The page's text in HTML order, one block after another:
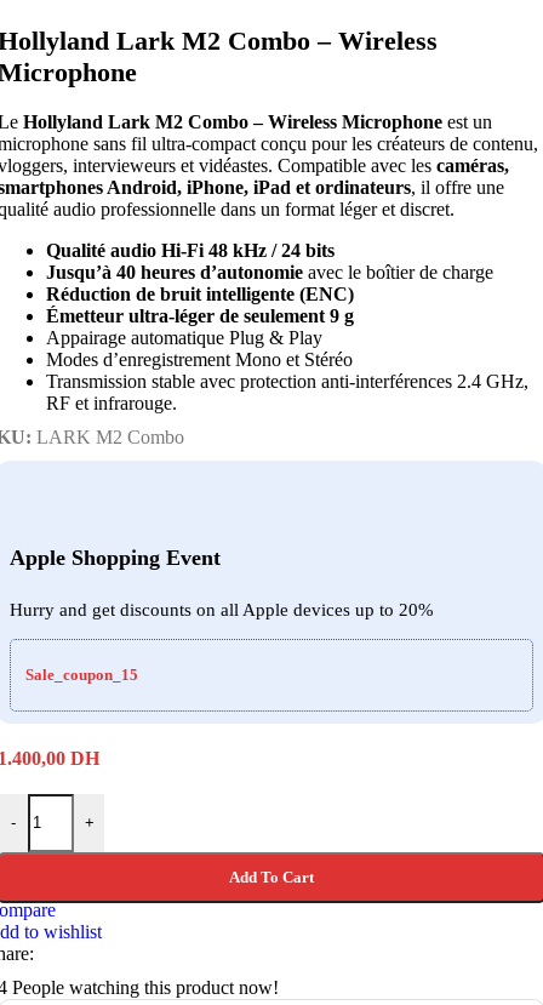
Lark M2 Combo – Wireless
Hollyland Lark M2 Combo – Wireless Microphone est un
sans fil ultra-compact conçu pour les créateurs de contenu,
intervieweurs et vidéastes. Compatible avec les caméras,
Android, iPhone, iPad et ordinateurs, il offre une
audio professionnelle dans un format léger et discret.
Qualité audio Hi-Fi 48 kHz / 24 bits
Jusqu’à 40 heures d’autonomie avec le boîtier de charge
Réduction de bruit intelligente (ENC)
Émetteur ultra-léger de seulement 9 g
Appairage automatique Plug & Play
Modes d’enregistrement Mono et Stéréo
Transmission stable avec protection anti-interférences 2.4 GHz,
RF et infrarouge.
LARK M2 Combo
Apple Shopping Event
Hurry and get discounts on all Apple devices up to 20%
Sale_coupon_15
DH
-
Lark M2 Combo – Wireless Microphone quantity
+
Add To Cart
to wishlist
People watching this product now!